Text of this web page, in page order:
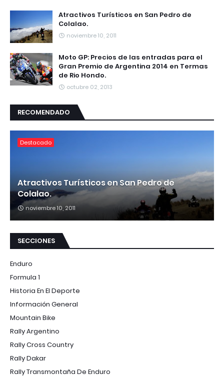
Atractivos Turísticos en San Pedro de
Colalao.
noviembre 10, 2011
Moto GP: Precios de las entradas para el
Gran Premio de Argentina 2014 en Termas
de Rio Hondo.
octubre 02, 2013
RECOMENDADO
Destacado
Atractivos Turísticos en San Pedro de
Colalao.
noviembre 10, 2011
SECCIONES
Enduro
Formula 1
Historia En El Deporte
Información General
Mountain Bike
Rally Argentino
Rally Cross Country
Rally Dakar
Rally Transmontaña De Enduro